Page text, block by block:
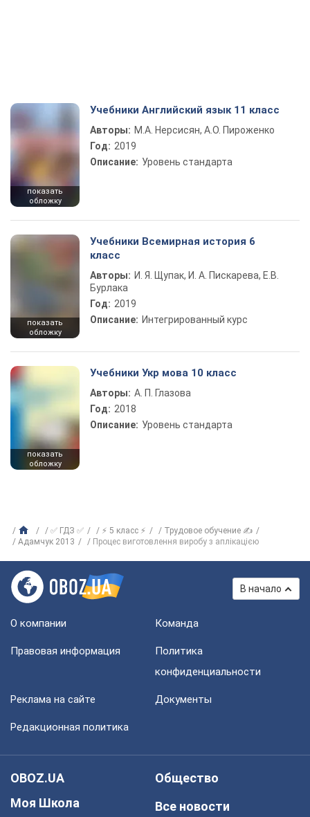
показать
обложку
Учебники Английский язык 11 класс
Авторы: М.А. Нерсисян, А.О. Пироженко
Год: 2019
Описание: Уровень стандарта
показать
обложку
Учебники Всемирная история 6
класс
Авторы: И. Я. Щупак, И. А. Пискарева, Е.В.
Бурлака
Год: 2019
Описание: Интегрированный курс
показать
обложку
Учебники Укр мова 10 класс
Авторы: А. П. Глазова
Год: 2018
Описание: Уровень стандарта
✅ ГДЗ ✅ ⚡ 5 класс ⚡
Трудовое обучение ✍
Адамчук 2013
Процес виготовлення виробу з аплікацією
В начало
О компании Команда
Правовая информация
Политика
конфиденциальности
Реклама на сайте Документы
Редакционная политика
OBOZ.UA
Моя Школа
Общество
Все новости